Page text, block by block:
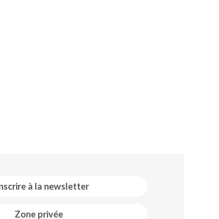
à la newsletter
Zone privée